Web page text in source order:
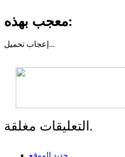
معجب بهذه:
إعجاب تحميل...
التعليقات مغلقة.
جديد الموقع